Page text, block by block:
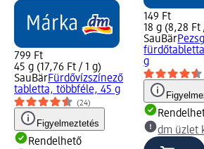
799 Ft
45 g (17,76 Ft / 1 g)
SauBärFürdővízszínező
tabletta, többféle, 45 g
(24)
Figyelmeztetés
Rendelhető
149 Ft
18 g (8,28 Ft
SauBär
g
dm üzlet